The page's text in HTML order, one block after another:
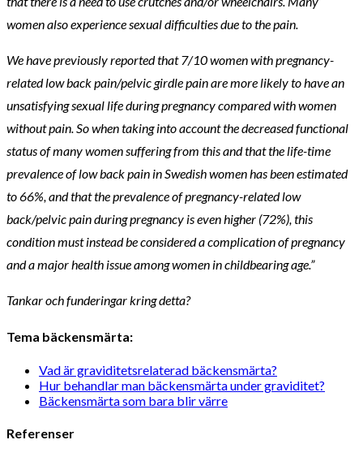
women also experience sexual difficulties due to the pain.
We have previously reported that 7/10 women with pregnancy-
related low back pain/pelvic girdle pain are more likely to have an
unsatisfying sexual life during pregnancy compared with women
without pain. So when taking into account the decreased functional
status of many women suffering from this and that the life-time
prevalence of low back pain in Swedish women has been estimated
to 66%, and that the prevalence of pregnancy-related low
back/pelvic pain during pregnancy is even higher (72%), this
condition must instead be considered a complication of pregnancy
and a major health issue among women in childbearing age.”
Tankar och funderingar kring detta?
Tema bäckensmärta:
Vad är graviditetsrelaterad bäckensmärta?
Hur behandlar man bäckensmärta under graviditet?
Bäckensmärta som bara blir värre
Referenser